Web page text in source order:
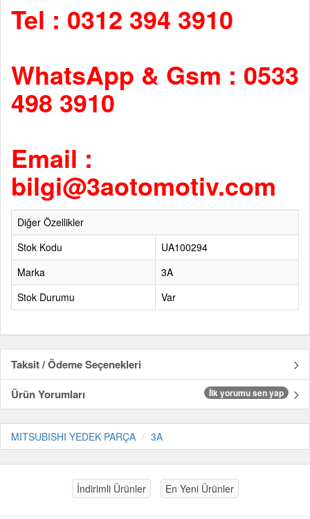
Tel : 0312 394 3910
WhatsApp & Gsm : 0533
498 3910
Email :
bilgi@3aotomotiv.com
Diğer Özellikler
Stok Kodu
UA100294
Marka
3A
Stok Durumu
Var
Taksit / Ödeme Seçenekleri
Ürün Yorumları
İlk yorumu sen yap
MITSUBISHI YEDEK PARÇA 3A
İndirimli Ürünler En Yeni Ürünler